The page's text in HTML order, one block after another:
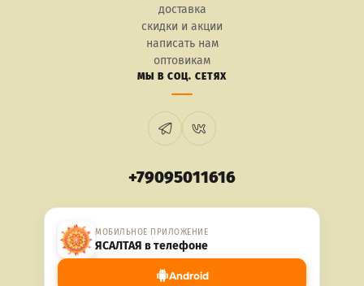
доставка
скидки и акции
написать нам
оптовикам
МЫ В СОЦ. СЕТЯХ
+79095011616
МОБИЛЬНОЕ ПРИЛОЖЕНИЕ
ЯСАЛТАЯ в телефоне
Android